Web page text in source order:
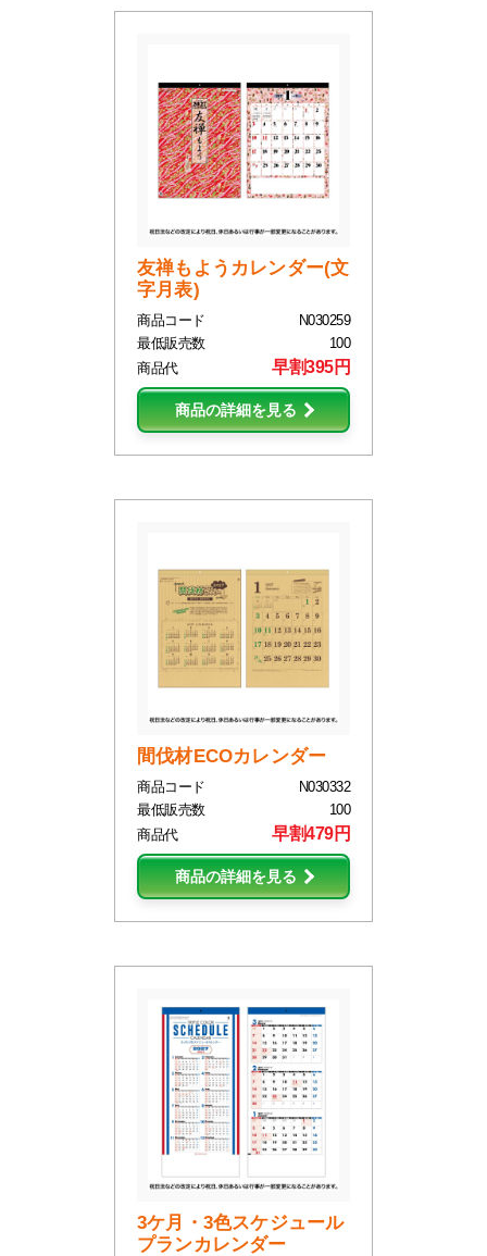
友禅もようカレンダー(文
字月表)
商品コード
N030259
最低販売数
100
商品代
早割395円
商品の詳細を見る
間伐材ECOカレンダー
商品コード
N030332
最低販売数
100
商品代
早割479円
商品の詳細を見る
3ケ月・3色スケジュール
プランカレンダー